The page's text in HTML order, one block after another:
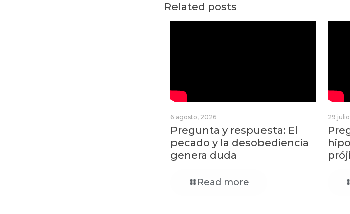
Related posts
6 agosto, 2026
Pregunta y respuesta: El
pecado y la desobediencia
genera duda
Read more
29